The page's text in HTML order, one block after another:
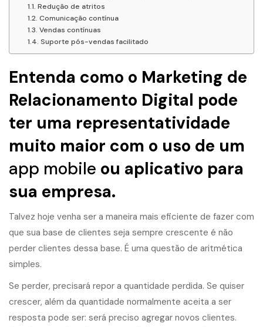
Redução de atritos
Comunicação contínua
Vendas contínuas
Suporte pós-vendas facilitado
Entenda como o Marketing de
Relacionamento Digital pode
ter uma representatividade
muito maior com o uso de um
app mobile ou aplicativo para
sua empresa.
Talvez hoje venha ser a maneira mais eficiente de fazer com
que sua base de clientes seja sempre crescente é não
perder clientes dessa base. É uma questão de aritmética
simples.
Se perder, precisará repor a quantidade perdida. Se quiser
crescer, além da quantidade normalmente aceita a ser
resposta pode ser: será preciso agregar novos clientes.